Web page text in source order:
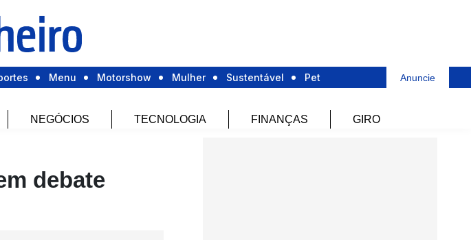
Menu Motorshow Mulher Sustentável Pet Anuncie
NEGÓCIOS TECNOLOGIA FINANÇAS GIRO
debate